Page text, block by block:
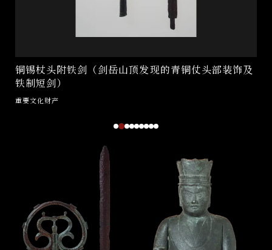
铜锡杖头附铁剑（剑岳山顶发现的青铜仗头部装饰及
铁制短剑）
重要文化财产